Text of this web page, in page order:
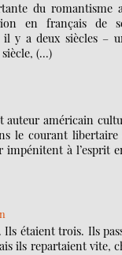
du
en français
y a deux siècles –
(…)
auteur américain
le courant
impénitent à l’esprit
étaient trois. Ils
ils repartaient vite,